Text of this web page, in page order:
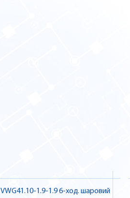
VWG41.10-1.9-1.9 6-ход. шаровий